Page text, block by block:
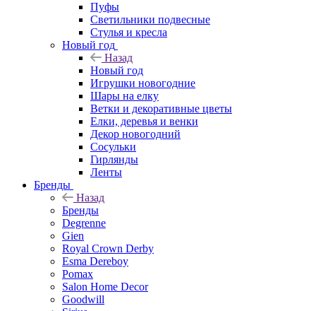
Пуфы
Светильники подвесные
Стулья и кресла
Новый год
Назад
Новый год
Игрушки новогодние
Шары на елку
Ветки и декоративные цветы
Елки, деревья и венки
Декор новогодний
Сосульки
Гирлянды
Ленты
Бренды
Назад
Бренды
Degrenne
Gien
Royal Crown Derby
Esma Dereboy
Pomax
Salon Home Decor
Goodwill